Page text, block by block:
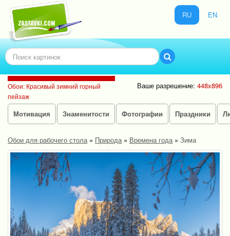
RU EN
Обои: Красивый зимний горный
пейзаж
Ваше разрешение: 448x896
Мотивация Знаменитости Фотографии Праздники
Обои для рабочего стола» Природа» Времена года» Зима